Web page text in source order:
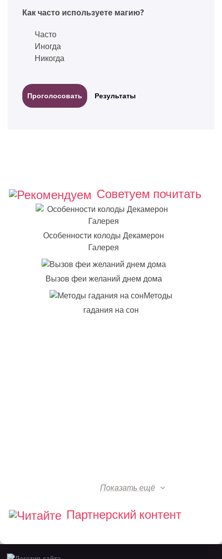
Как часто используете магию?
Часто
Иногда
Никогда
Результаты
Советуем почитать
Особенности колоды Декамерон
Галерея
Вызов феи желаний днем дома
Методы
гадания на сон
Показать ещё
Партнерский контент